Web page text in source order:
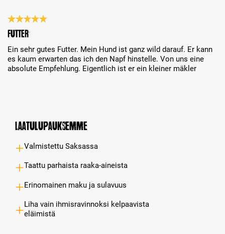
Review with rating of 5 out of 5 stars
Futter
Ein sehr gutes Futter. Mein Hund ist ganz wild darauf. Er kann
es kaum erwarten das ich den Napf hinstelle. Von uns eine
absolute Empfehlung. Eigentlich ist er ein kleiner mäkler
Laatulupauksemme
Valmistettu Saksassa
Taattu parhaista raaka-aineista
Erinomainen maku ja sulavuus
Liha vain ihmisravinnoksi kelpaavista
eläimistä